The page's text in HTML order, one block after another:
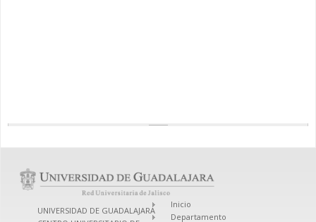
UNIVERSIDAD DE GUADALAJARA
Inicio
Departamento